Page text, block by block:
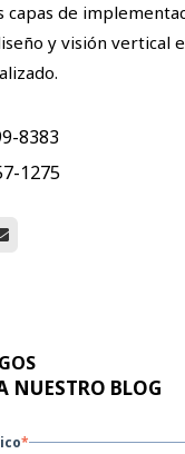
capas de
y visión vertical
8383
1275
NUESTRO BLOG
*